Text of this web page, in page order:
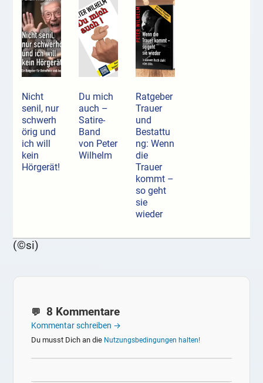
Nicht
senil, nur
schwerh
örig und
ich will
kein
Hörgerät!
Du mich
auch –
Satire-
Band
von Peter
Wilhelm
Ratgeber
Trauer
und
Bestattu
ng: Wenn
die
Trauer
kommt –
so geht
sie
wieder
(©si)
8 Kommentare
Kommentar schreiben →
Du musst Dich an die Nutzungsbedingungen halten!